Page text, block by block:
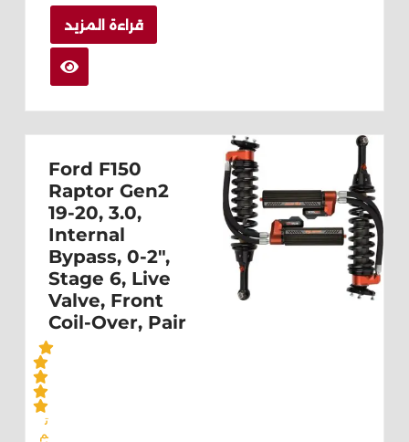
قراءة المزيد
Ford F150
Raptor Gen2
19-20, 3.0,
Internal
Bypass, 0-2",
Stage 6, Live
Valve, Front
Coil-Over, Pair
ت
م